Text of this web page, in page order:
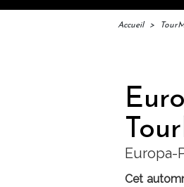
Accueil >
Europa-
Cet